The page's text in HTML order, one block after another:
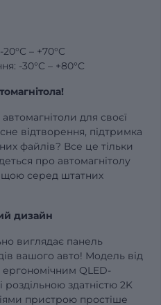
– +70°C
-30°C – +80°C
для своєї
відтворення, підтримка
файлів? Все це тільки
про автомагнітолу
серед штатних
дизайн
виглядає панель
вашого авто! Модель від
QLED-
роздільною здатністю 2K
пристрою простіше